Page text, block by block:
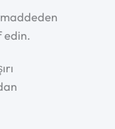
edin.